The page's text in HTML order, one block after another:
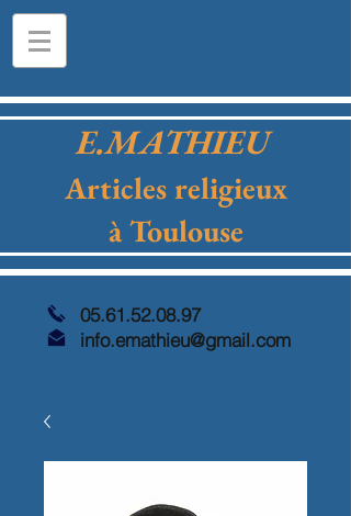
E.MATHIEU
Articles religieux
à Toulouse
05.61.52.08.97
info.emathieu@gmail.com